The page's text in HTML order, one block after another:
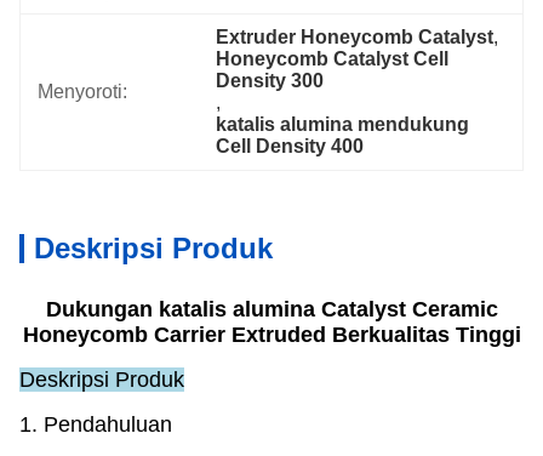
Menyoroti:
Extruder Honeycomb Catalyst
Honeycomb Catalyst Cell
Density 300
,
katalis alumina mendukung
Cell Density 400
Deskripsi Produk
Dukungan katalis alumina Catalyst Ceramic
Honeycomb Carrier Extruded Berkualitas Tinggi
Deskripsi Produk
1. Pendahuluan